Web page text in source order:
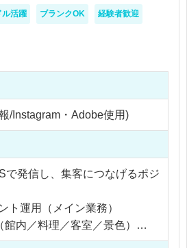
ル活躍 ブランクOK 経験者歓迎
/Instagram・Adobe使用)
で発信し、集客につなげるポジ
ト運用（メイン業務）
館内／料理／客室／景色）
・保存・エンゲージメント）